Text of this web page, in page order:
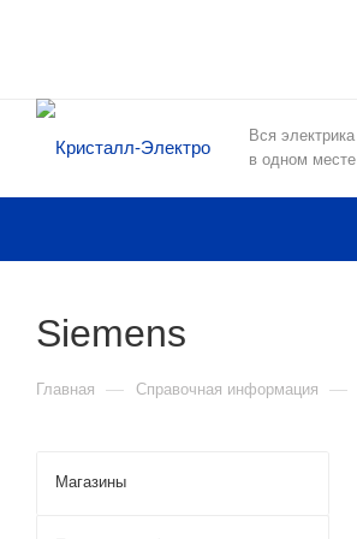
Вся электрика
в одном месте
Siemens
Главная — Справочная информация —
Магазины